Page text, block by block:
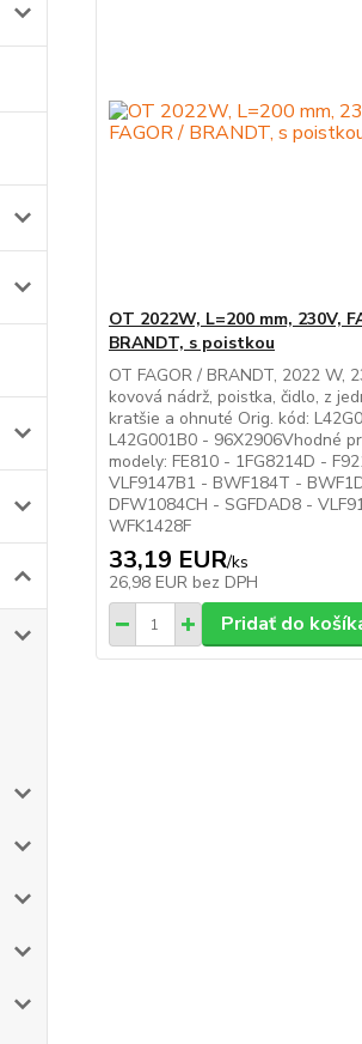
OT 2022W, L=200 mm, 230V,
BRANDT, s poistkou
OT FAGOR / BRANDT, 2022 W,
kovová nádrž, poistka, čidlo, z
kratšie a ohnuté Orig. kód:
L42G001B0 - 96X2906Vhodné
modely: FE810 - 1FG8214D -
VLF9147B1 - BWF184T -
DFW1084CH - SGFDAD8 -
WFK1428F
33,19 EUR/ks
26,98 EUR bez DPH
Pridať do